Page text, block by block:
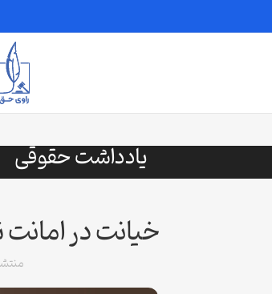
یادداشت حقوقی
خیانت در